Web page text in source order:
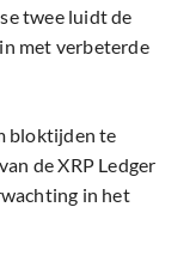
twee luidt de
met verbeterde
bloktijden te
de XRP Ledger
in het